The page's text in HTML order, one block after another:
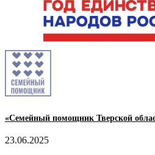
«Семейный помощник Тверской
23.06.2025